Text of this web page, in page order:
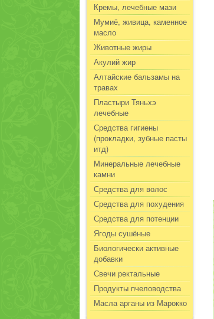
Кремы, лечебные мази
Мумиё, живица, каменное
масло
Животные жиры
Акулий жир
Алтайские бальзамы на
травах
Пластыри Тяньхэ
лечебные
Средства гигиены
(прокладки, зубные пасты
итд)
Минеральные лечебные
камни
Средства для волос
Средства для похудения
Средства для потенции
Ягоды сушёные
Биологически активные
добавки
Свечи ректальные
Продукты пчеловодства
Масла арганы из Марокко